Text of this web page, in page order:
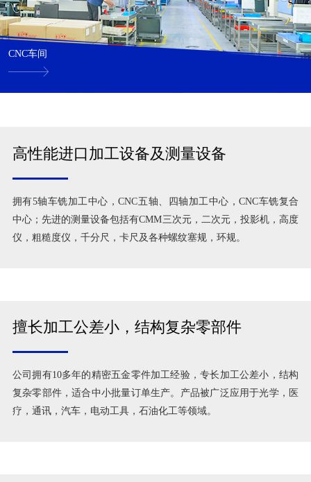
CNC车间
高性能进口加工设备及测量设备
拥有5轴车铣加工中心，CNC五轴、四轴加工中心，CNC车铣复合
中心；先进的测量设备包括有CMM三次元，二次元，投影机，高度
仪，粗糙度仪，千分尺，卡尺及各种螺纹塞规，环规。
擅长加工公差小，结构复杂零部件
公司拥有10多年的精密五金零件加工经验，专长加工公差小，结构
复杂零部件，适合中小批量订单生产。产品被广泛应用于光学，医
疗，通讯，汽车，电动工具，石油化工等领域。